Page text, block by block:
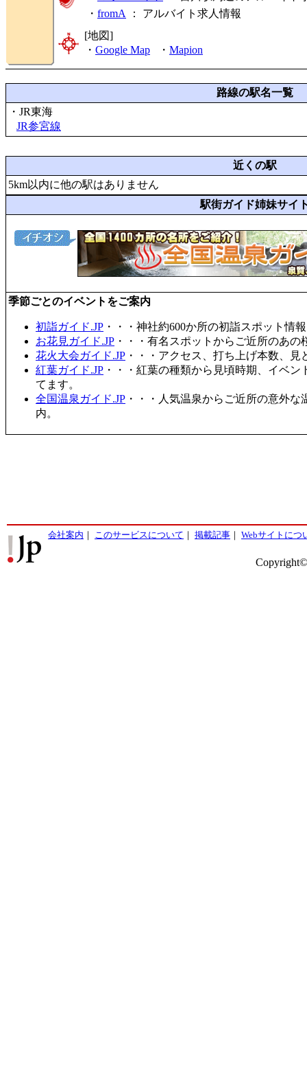
・ fromA ： アルバイト求人情報
[地図]
・ Google Map ・ Mapion
路線の駅名一覧
・JR東海
JR参宮線
近くの駅
5km以内に他の駅はありません
駅街ガイド姉妹サイ
季節ごとのイベントをご案内
初詣ガイド.JP ・・・神社約600か所の初詣スポット情
お花見ガイド.JP ・・・有名スポットからご近所のあ
花火大会ガイド.JP ・・・アクセス、打ち上げ本数、
紅葉ガイド.JP ・・・紅葉の種類から見頃時期、イベ
てます。
全国温泉ガイド.JP ・・・人気温泉からご近所の意外
内。
会社案内 ｜ このサービスについて ｜ 掲載記事 ｜ Webサイトにつ